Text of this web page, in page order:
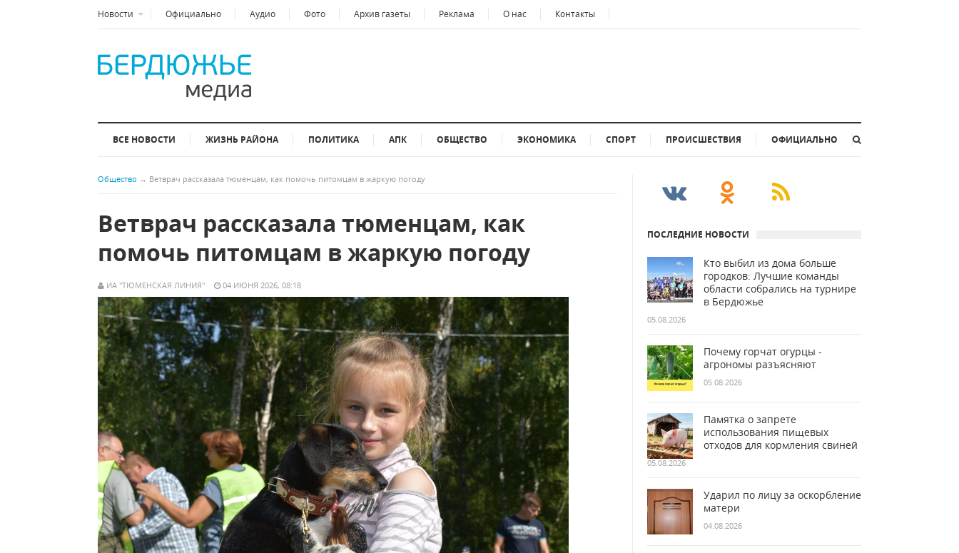
Новости Официально Аудио Фото Архив газеты Реклама О нас Контакты
ВСЕ НОВОСТИ ЖИЗНЬ РАЙОНА ПОЛИТИКА АПК ОБЩЕСТВО ЭКОНОМИКА СПОРТ ПРОИСШЕСТВИЯ ОФИЦИАЛЬНО
Общество → Ветврач рассказала тюменцам, как помочь питомцам в жаркую погоду
Ветврач рассказала тюменцам, как
помочь питомцам в жаркую погоду
ИА "ТЮМЕНСКАЯ ЛИНИЯ" 04 ИЮНЯ 2026, 08:18
ПОСЛЕДНИЕ НОВОСТИ
Кто выбил из дома больше
городков: Лучшие команды
области собрались на турнире
в Бердюжье
05.08.2026
Почему горчат огурцы -
агрономы разъясняют
05.08.2026
Памятка о запрете
использования пищевых
отходов для кормления свиней
05.08.2026
Ударил по лицу за оскорбление
матери
04.08.2026